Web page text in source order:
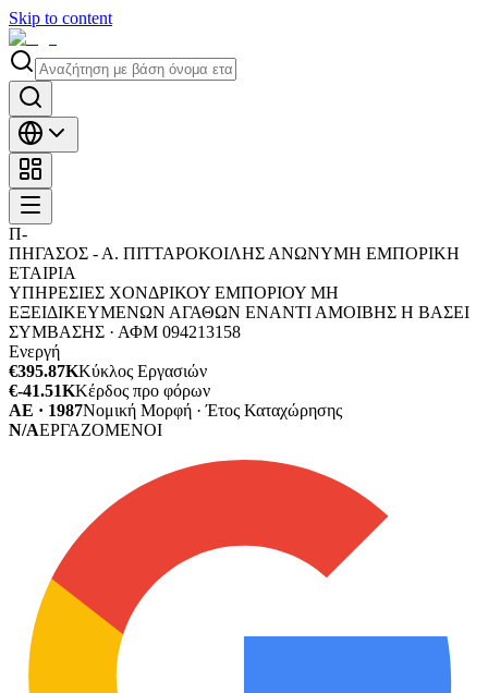
Skip to content
Π-
ΠΗΓΑΣΟΣ - Α. ΠΙΤΤΑΡΟΚΟΙΛΗΣ ΑΝΩΝΥΜΗ ΕΜΠΟΡΙΚΗ
ΕΤΑΙΡΙΑ
ΥΠΗΡΕΣΙΕΣ ΧΟΝΔΡΙΚΟΥ ΕΜΠΟΡΙΟΥ ΜΗ
ΕΞΕΙΔΙΚΕΥΜΕΝΩΝ ΑΓΑΘΩΝ ΕΝΑΝΤΙ ΑΜΟΙΒΗΣ Η ΒΑΣΕΙ
ΣΥΜΒΑΣΗΣ · ΑΦΜ 094213158
Ενεργή
€395.87KΚύκλος Εργασιών
€-41.51KΚέρδος προ φόρων
ΑΕ · 1987Νομική Μορφή · Έτος Καταχώρησης
N/AΕΡΓΑΖΟΜΕΝΟΙ